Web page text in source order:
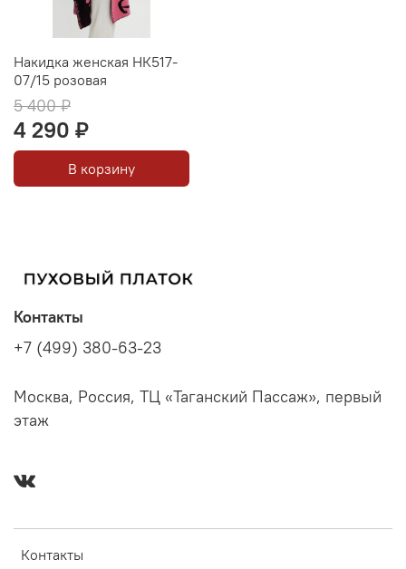
Накидка женская НК517-
07/15 розовая
5 400 ₽
4 290 ₽
В корзину
Контакты
Контакты
+7 (499) 380-63-23
Москва, Россия, ТЦ «Таганский Пассаж», первый
этаж